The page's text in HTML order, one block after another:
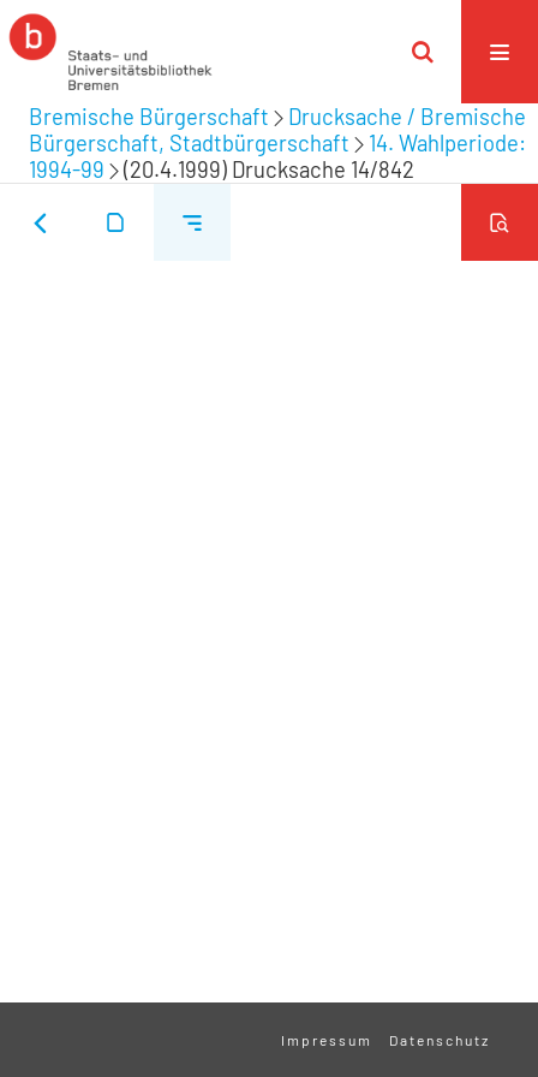
Bremische Bürgerschaft
Drucksache / Bremische
Bürgerschaft, Stadtbürgerschaft
14. Wahlperiode:
1994-99
(20.4.1999) Drucksache 14/842
Impressum Datenschutz